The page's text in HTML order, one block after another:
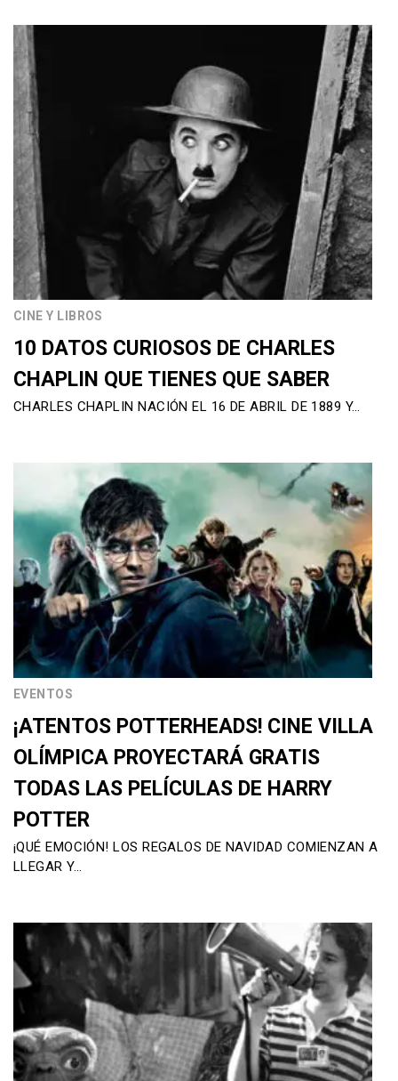
CINE Y LIBROS
10 DATOS CURIOSOS DE CHARLES
CHAPLIN QUE TIENES QUE SABER
CHARLES CHAPLIN NACIÓN EL 16 DE ABRIL DE 1889 Y…
EVENTOS
¡ATENTOS POTTERHEADS! CINE VILLA
OLÍMPICA PROYECTARÁ GRATIS
TODAS LAS PELÍCULAS DE HARRY
POTTER
¡QUÉ EMOCIÓN! LOS REGALOS DE NAVIDAD COMIENZAN A
LLEGAR Y…